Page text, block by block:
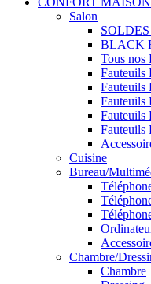
Salon
SOLDES
BLACK
Tous nos
Fauteuils
Fauteuils
Fauteuils
Fauteuils
Fauteuils
Cuisine
Bureau/
Chambre/
Chambre